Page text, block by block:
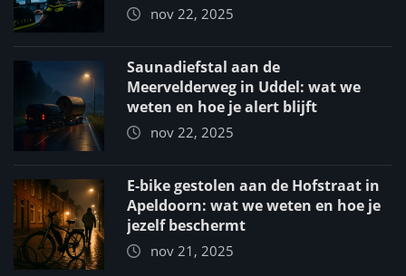
nov 22, 2025
Saunadiefstal aan de
Meervelderweg in Uddel: wat we
weten en hoe je alert blijft
nov 22, 2025
E-bike gestolen aan de Hofstraat in
Apeldoorn: wat we weten en hoe je
jezelf beschermt
nov 21, 2025